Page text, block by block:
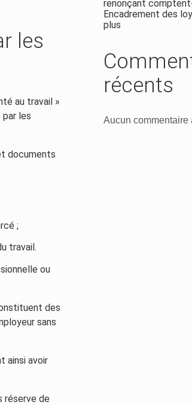
les
au travail »
les
documents
;
travail.
ou
des
sans
ainsi avoir
réserve de
renonçant
Encadrement des
plus
récents
Aucun commentaire